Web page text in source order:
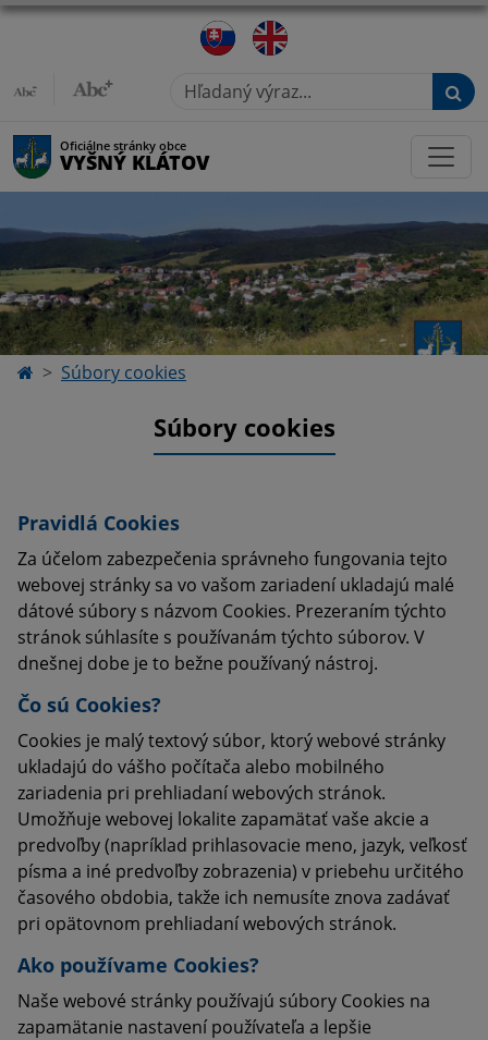
Hľadaný výraz...
Oficiálne stránky obce
VYŠNÝ KLÁTOV
Súbory cookies
Súbory cookies
Pravidlá Cookies
Za účelom zabezpečenia správneho fungovania tejto
webovej stránky sa vo vašom zariadení ukladajú malé
dátové súbory s názvom Cookies. Prezeraním týchto
stránok súhlasíte s používanám týchto súborov. V
dnešnej dobe je to bežne používaný nástroj.
Čo sú Cookies?
Cookies je malý textový súbor, ktorý webové stránky
ukladajú do vášho počítača alebo mobilného
zariadenia pri prehliadaní webových stránok.
Umožňuje webovej lokalite zapamätať vaše akcie a
predvoľby (napríklad prihlasovacie meno, jazyk, veľkosť
písma a iné predvoľby zobrazenia) v priebehu určitého
časového obdobia, takže ich nemusíte znova zadávať
pri opätovnom prehliadaní webových stránok.
Ako používame Cookies?
Naše webové stránky používajú súbory Cookies na
zapamätanie nastavení používateľa a lepšie